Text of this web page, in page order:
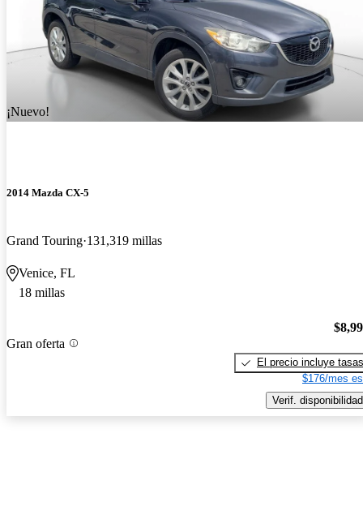
¡Nuevo!
2014 Mazda CX-5
Grand Touring 131,319 millas
Venice, FL
18 millas
Gran oferta
El precio incluye tasas
$176/mes
Verif. disponibilidad